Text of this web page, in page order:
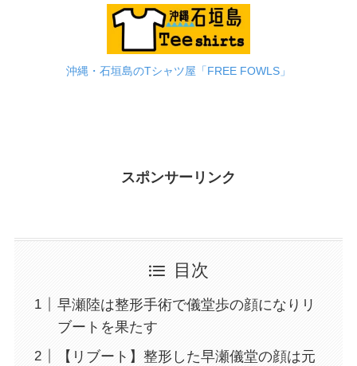
沖縄・石垣島のTシャツ屋「FREE FOWLS」
スポンサーリンク
目次
早瀬陸は整形手術で儀堂歩の顔になりリ
ブートを果たす
【リブート】整形した早瀬儀堂の顔は元